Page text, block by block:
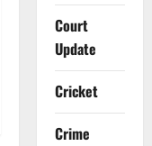
Court
Update
Cricket
Crime